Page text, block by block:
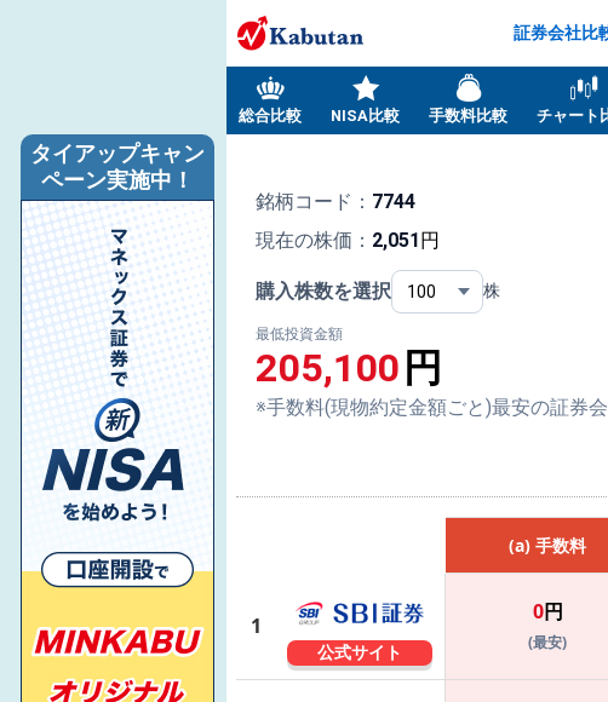
証券会社比
総合比較 NISA比較 手数料比較 チャート
銘柄コード： 7744
現在の株価： 2,051円
購入株数を選択 株
最低投資金額
205,100 円
※手数料(現物約定金額ごと)最安の証券
(a) 手数料
1
公式サイト
0円
(最安)
タイアップキャン
ペーン実施中！